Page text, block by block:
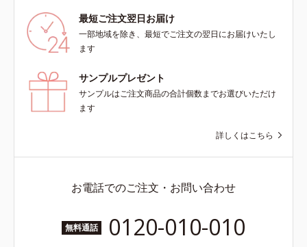
最短ご注文翌日お届け
一部地域を除き、最短でご注文の翌日にお届けいたし
ます
サンプルプレゼント
サンプルはご注文商品の合計個数までお選びいただけ
ます
詳しくはこちら
お電話でのご注文・お問い合わせ
無料通話 0120-010-010